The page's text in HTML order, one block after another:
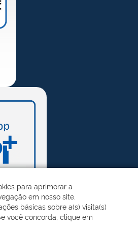
para aprimorar a
em nosso site.
básicas sobre a(s) visita(s)
você concorda, clique em